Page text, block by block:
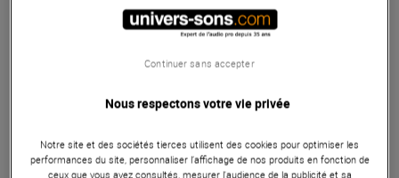
Voir plus d''articles
Nous respectons votre vie privée
Notre site et des sociétés tierces utilisent des cookies pour optimiser les
performances du site, personnaliser l’affichage de nos produits en fonction de
ceux que vous avez consultés, mesurer l'audience de la publicité et sa
Continuer sans accepter